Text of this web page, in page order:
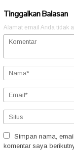
Tinggalkan Balasan
Alamat email Anda tidak
Simpan nama,
komentar saya